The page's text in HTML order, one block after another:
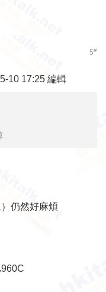
5#
10 17:25 編輯
仍然好麻煩